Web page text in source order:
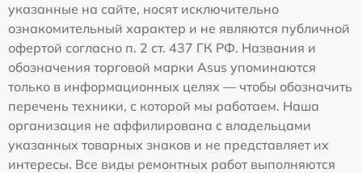
указанные на сайте, носят исключительно
ознакомительный характер и не являются публичной
офертой согласно п. 2 ст. 437 ГК РФ. Названия и
обозначения торговой марки Asus упоминаются
только в информационных целях — чтобы обозначить
перечень техники, с которой мы работаем. Наша
организация не аффилирована с владельцами
указанных товарных знаков и не представляет их
интересы. Все виды ремонтных работ выполняются